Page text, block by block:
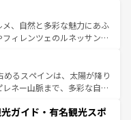
、自然と多彩な魅力にあふ
ィレンツェのルネッサンス
風景やアマルフィ海岸の絶
。観光の合間には、本場の
リア料理を堪能することも
られない旅をしてみよう！
るスペインは、太陽が降り
ネー山脈まで、多彩な自然
的なフラメンコ、熱気あふ
ガイド・有名観光スポ